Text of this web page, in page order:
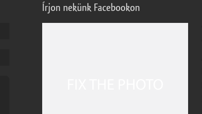
Írjon nekünk Facebookon